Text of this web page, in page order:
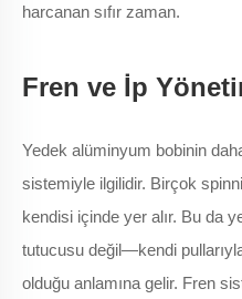
harcanan sıfır zaman.
Fren ve İp
Yedek alüminyum bobinin
sistemiyle ilgilidir. Birçok
kendisi içinde yer alır. Bu da
tutucusu değil—kendi
olduğu anlamına gelir. Fren